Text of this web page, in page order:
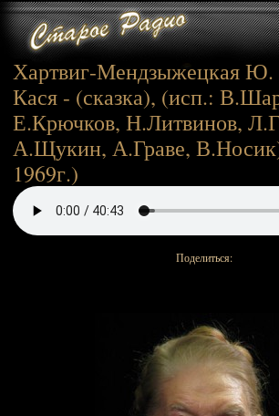
Хартвиг-Мендзыжецкая Ю.
Кася - (сказка), (исп.:
Е.Крючков, Н.Литвинов,
А.Щукин, А.Граве,
1969г.)
Поделиться: